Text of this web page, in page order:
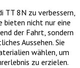
TT 8N zu verbessern,
bieten nicht nur eine
der Fahrt, sondern
Aussehen. Sie
wählen, um
zu erzielen.